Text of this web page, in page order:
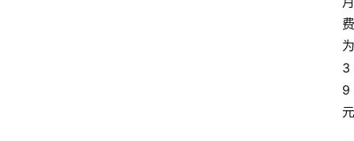
费
为
3
9
元